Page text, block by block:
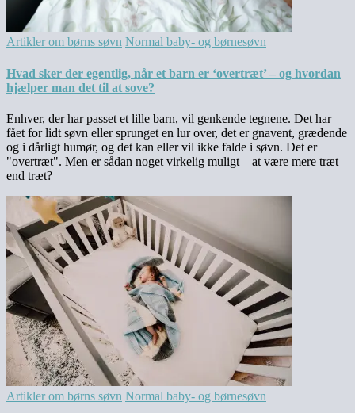
Artikler om børns søvn Normal baby- og børnesøvn
Hvad sker der egentlig, når et barn er ‘overtræt’ – og hvordan
hjælper man det til at sove?
Enhver, der har passet et lille barn, vil genkende tegnene. Det har
fået for lidt søvn eller sprunget en lur over, det er gnavent, grædende
og i dårligt humør, og det kan eller vil ikke falde i søvn. Det er
"overtræt". Men er sådan noget virkelig muligt – at være mere træt
end træt?
Artikler om børns søvn Normal baby- og børnesøvn